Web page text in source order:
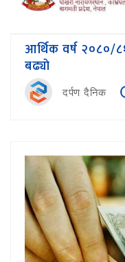
आर्थिक वर्ष २०८०/
बढ्याे
दर्पण दैनिक